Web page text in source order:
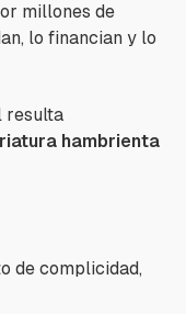
millones de
lo financian y lo
resulta
hambrienta
de complicidad,